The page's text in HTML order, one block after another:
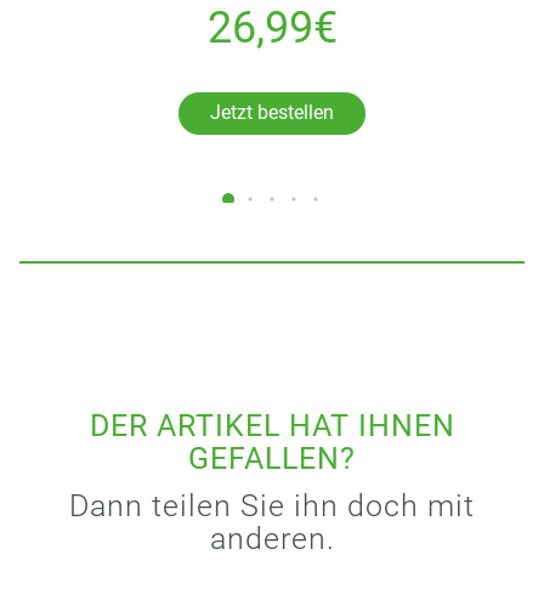
26,99€
Jetzt bestellen
DER ARTIKEL HAT IHNEN
GEFALLEN?
Dann teilen Sie ihn doch mit
anderen.